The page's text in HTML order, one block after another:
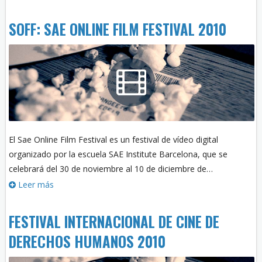
SOFF: SAE ONLINE FILM FESTIVAL 2010
El Sae Online Film Festival es un festival de vídeo digital
organizado por la escuela SAE Institute Barcelona, que se
celebrará del 30 de noviembre al 10 de diciembre de…
Leer más
FESTIVAL INTERNACIONAL DE CINE DE
DERECHOS HUMANOS 2010